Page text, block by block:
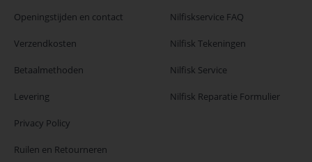
Openingstijden en contact
Verzendkosten
Betaalmethoden
Levering
Privacy Policy
Ruilen en Retourneren
Nilfiskservice FAQ
Nilfisk Tekeningen
Nilfisk Service
Nilfisk Reparatie Formulier